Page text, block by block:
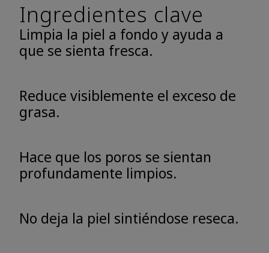
Ingredientes clave
Limpia la piel a fondo y ayuda a
que se sienta fresca.
Reduce visiblemente el exceso de
grasa.
Hace que los poros se sientan
profundamente limpios.
No deja la piel sintiéndose reseca.